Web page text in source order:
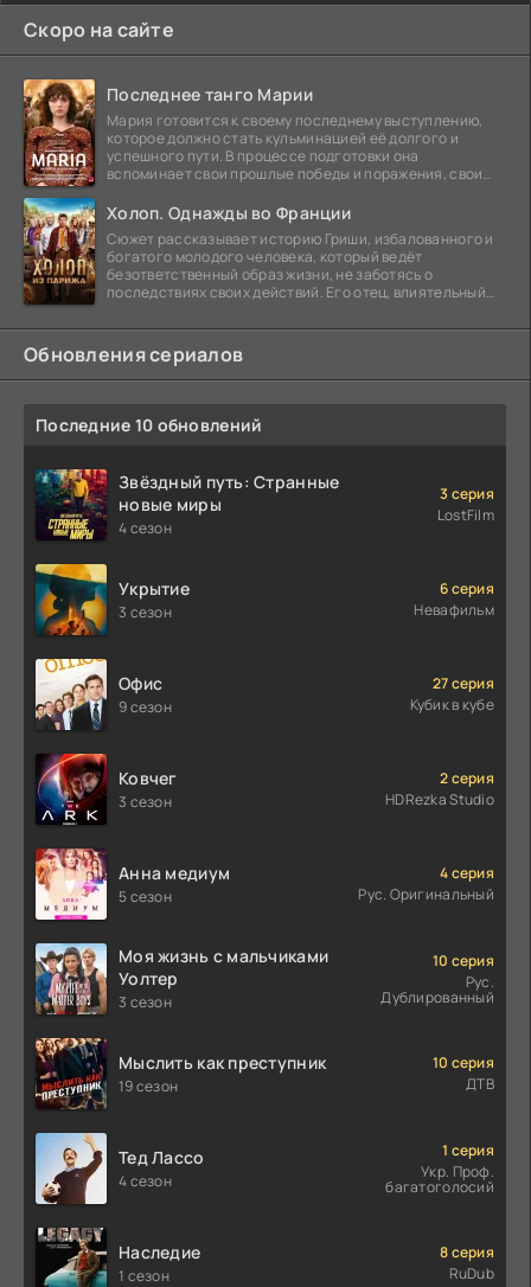
Скоро на сайте
Последнее танго Марии
Мария готовится к своему последнему выступлению,
которое должно стать кульминацией её долгого и
успешного пути. В процессе подготовки она
вспоминает свои прошлые победы и поражения, свои
Холоп. Однажды во Франции
Сюжет рассказывает историю Гриши, избалованного и
богатого молодого человека, который ведёт
безответственный образ жизни, не заботясь о
последствиях своих действий. Его отец, влиятельный
Обновления сериалов
Последние 10 обновлений
Звёздный путь: Странные
новые миры
4 сезон
3 серия
LostFilm
Укрытие
3 сезон
6 серия
Невафильм
Офис
9 сезон
27 серия
Кубик в кубе
Ковчег
3 сезон
2 серия
HDRezka Studio
Анна медиум
5 сезон
4 серия
Рус. Оригинальный
Моя жизнь с мальчиками
Уолтер
3 сезон
10 серия
Рус.
Дублированный
Мыслить как преступник
19 сезон
10 серия
ДТВ
Тед Лассо
4 сезон
1 серия
Укр. Проф.
багатоголосий
Наследие
1 сезон
8 серия
RuDub